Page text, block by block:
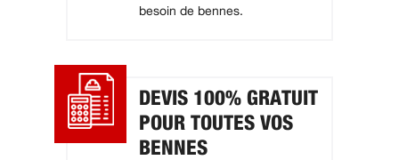
besoin de bennes.
DEVIS 100% GRATUIT
POUR TOUTES VOS
BENNES